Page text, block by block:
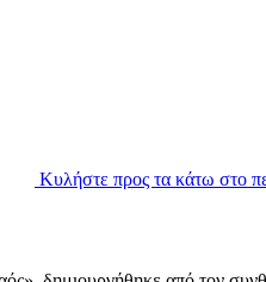
Κυλήστε προς τα κάτω στο